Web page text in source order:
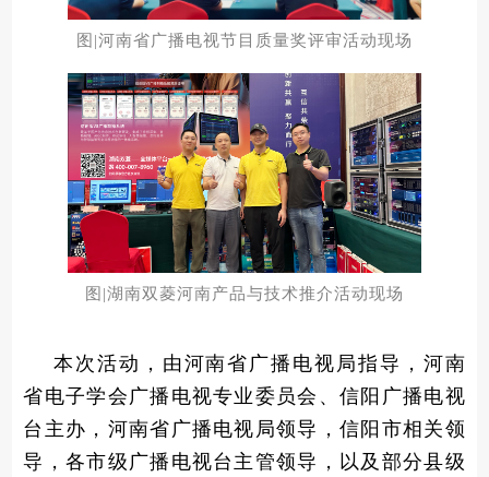
图|河南省广播电视节目质量奖评审活动现场
图|湖南双菱河南产品与技术推介活动现场
本次活动，由河南省广播电视局指导，河南
省电子学会广播电视专业委员会、信阳广播电视
台主办，河南省广播电视局领导，信阳市相关领
导，各市级广播电视台主管领导，以及部分县级